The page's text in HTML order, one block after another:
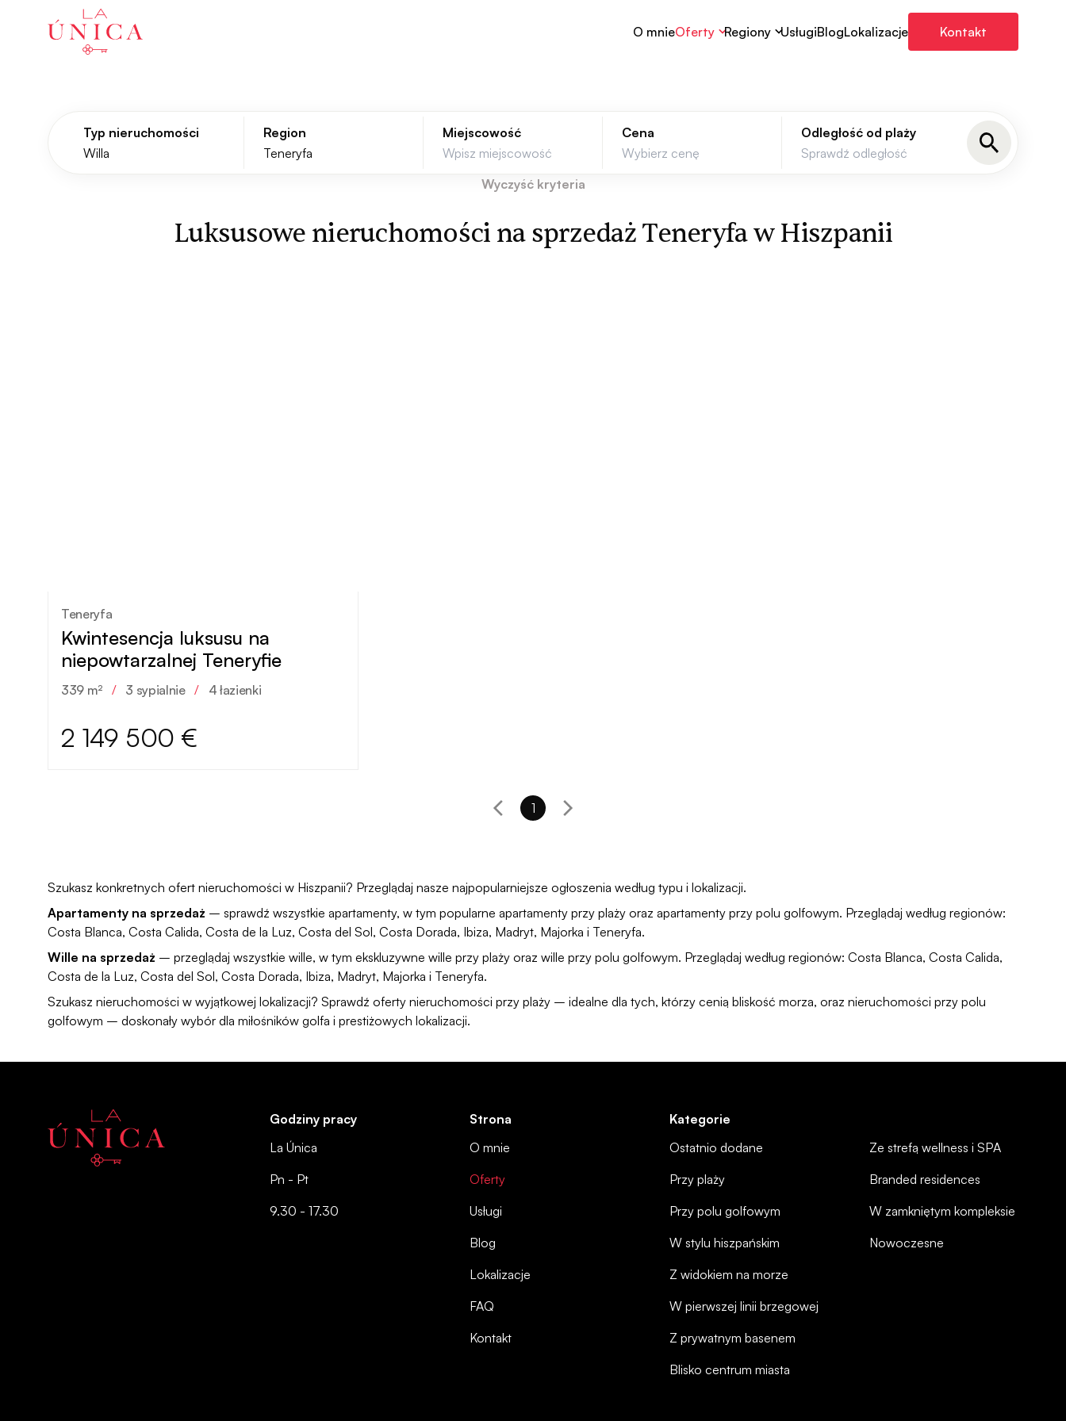
La Única
O mnieOferty Regiony UsługiBlogLokalizacje Kontakt
Typ nieruchomości Region Miejscowość Cena Odległość od plaży
Wyczyść kryteria
Luksusowe nieruchomości na sprzedaż Teneryfa w Hiszpanii
Teneryfa
Kwintesencja luksusu na
niepowtarzalnej Teneryfie
339 m² / 3 sypialnie / 4 łazienki
2 149 500 €
1
Szukasz konkretnych ofert nieruchomości w Hiszpanii? Przeglądaj nasze najpopularniejsze ogłoszenia według typu i lokalizacji.
Apartamenty na sprzedaż – sprawdź wszystkie apartamenty, w tym popularne apartamenty przy plaży oraz apartamenty przy polu golfowym. Przeglądaj według regionów:
Costa Blanca, Costa Calida, Costa de la Luz, Costa del Sol, Costa Dorada, Ibiza, Madryt, Majorka i Teneryfa.
Wille na sprzedaż – przeglądaj wszystkie wille, w tym ekskluzywne wille przy plaży oraz wille przy polu golfowym. Przeglądaj według regionów: Costa Blanca, Costa Calida,
Costa de la Luz, Costa del Sol, Costa Dorada, Ibiza, Madryt, Majorka i Teneryfa.
Szukasz nieruchomości w wyjątkowej lokalizacji? Sprawdź oferty nieruchomości przy plaży – idealne dla tych, którzy cenią bliskość morza, oraz nieruchomości przy polu
golfowym – doskonały wybór dla miłośników golfa i prestiżowych lokalizacji.
Godziny pracy
La Única
Pn - Pt
9.30 - 17.30
Strona
O mnie
Oferty
Usługi
Blog
Lokalizacje
FAQ
Kontakt
Kategorie
Ostatnio dodane
Przy plaży
Przy polu golfowym
W stylu hiszpańskim
Z widokiem na morze
W pierwszej linii brzegowej
Z prywatnym basenem
Blisko centrum miasta
Ze strefą wellness i SPA
Branded residences
W zamkniętym kompleksie
Nowoczesne